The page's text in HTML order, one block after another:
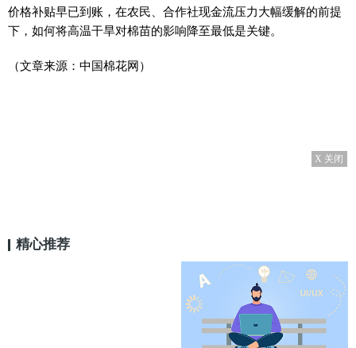
价格补贴早已到账，在农民、合作社现金流压力大幅缓解的前提
下，如何将高温干旱对棉苗的影响降至最低是关键。
（文章来源：中国棉花网）
X 关闭
精心推荐